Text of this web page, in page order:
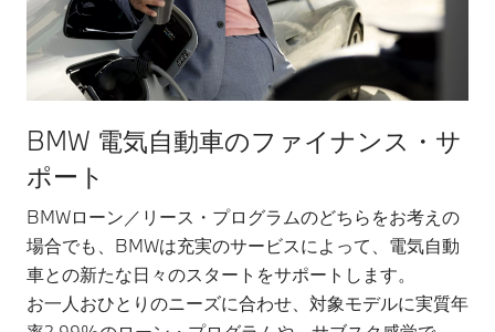
BMW 電気自動車のファイナンス・サ
ポート
BMWローン／リース・プログラムのどちらをお考えの
場合でも、BMWは充実のサービスによって、電気自動
車との新たな日々のスタートをサポートします。
お一人おひとりのニーズに合わせ、対象モデルに実質年